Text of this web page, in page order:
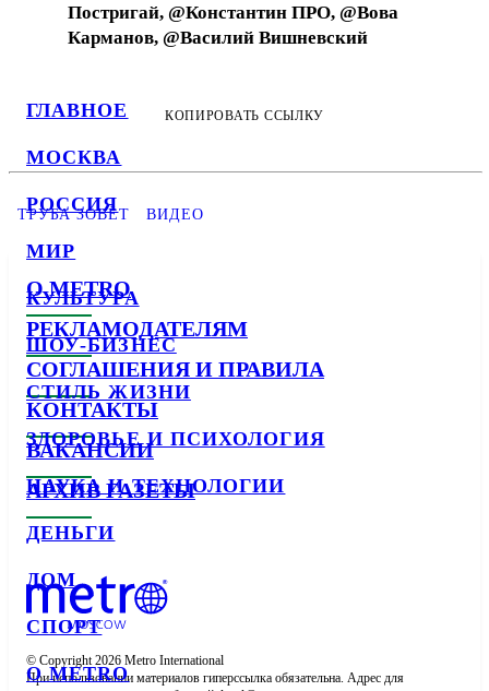
ГЛАВНОЕ
МОСКВА
РОССИЯ
МИР
КУЛЬТУРА
ШОУ-БИЗНЕС
СТИЛЬ ЖИЗНИ
ЗДОРОВЬЕ И ПСИХОЛОГИЯ
НАУКА И ТЕХНОЛОГИИ
ДЕНЬГИ
ДОМ
СПОРТ
О METRO
Постригай, @Константин ПРО, @Вова
Карманов, @Василий Вишневский
КОПИРОВАТЬ ССЫЛКУ
ТРУБА ЗОВЁТ ВИДЕО
О METRO
РЕКЛАМОДАТЕЛЯМ
СОГЛАШЕНИЯ И ПРАВИЛА
КОНТАКТЫ
ВАКАНСИИ
АРХИВ ГАЗЕТЫ
© Copyright 2026 Metro International
При использовании материалов гиперссылка обязательна. Адрес для